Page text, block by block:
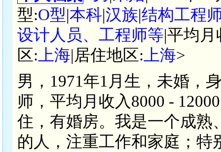
型:O型|本科|汉族|结构工程
设计人员、工程师等|平均月
区: 上海|居住地区: 上海>
男，1971年1月生，未婚，
师，平均月收入8000 -
住，有婚房。我是一个成熟
的人，注重工作和家庭；